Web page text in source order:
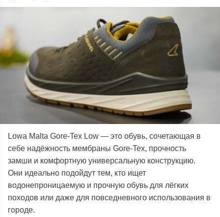
Lowa Malta Gore-Tex Low — это обувь, сочетающая в
себе надёжность мембраны Gore-Tex, прочность
замши и комфортную универсальную конструкцию.
Они идеально подойдут тем, кто ищет
водонепроницаемую и прочную обувь для лёгких
походов или даже для повседневного использования в
городе.